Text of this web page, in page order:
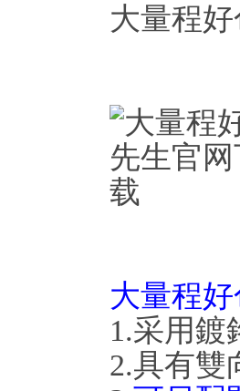
大量程
大量程
1.采用鍍
2.具有雙